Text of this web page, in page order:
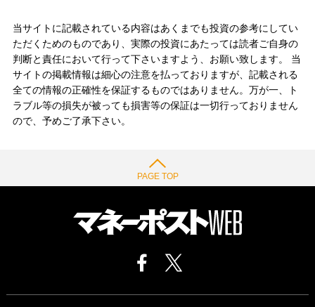
当サイトに記載されている内容はあくまでも投資の参考にしてい
ただくためのものであり、実際の投資にあたっては読者ご自身の
判断と責任において行って下さいますよう、お願い致します。 当
サイトの掲載情報は細心の注意を払っておりますが、記載される
全ての情報の正確性を保証するものではありません。万が一、ト
ラブル等の損失が被っても損害等の保証は一切行っておりません
ので、予めご了承下さい。
PAGE TOP